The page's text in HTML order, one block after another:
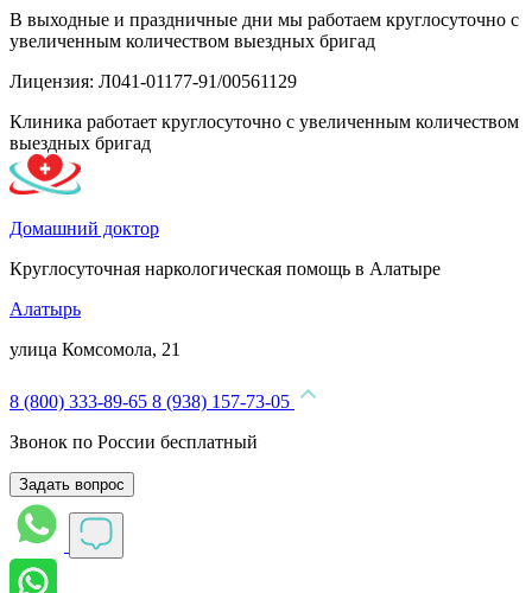
В выходные и праздничные дни мы работаем круглосуточно с
увеличенным количеством выездных бригад
Лицензия: Л041-01177-91/00561129
Клиника работает круглосуточно с увеличенным количеством
выездных бригад
Домашний доктор
Круглосуточная наркологическая помощь в Алатыре
Алатырь
улица Комсомола, 21
8 (800) 333-89-65 8 (938) 157-73-05
Звонок по России бесплатный
Задать вопрос